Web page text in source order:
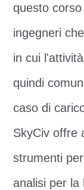
questo
ingegneri
in cui
quindi
caso di
SkyCiv offre
strumenti
analisi per la